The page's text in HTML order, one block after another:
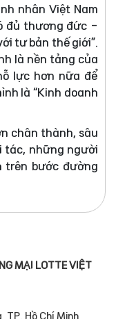
nhân Việt Nam
đủ thương đức -
tư bản thế giới”.
là nền tảng của
lực hơn nữa để
là “Kinh doanh
chân thành, sâu
tác, những người
trên bước đường
MẠI LOTTE VIỆT
TP. Hồ Chí Minh